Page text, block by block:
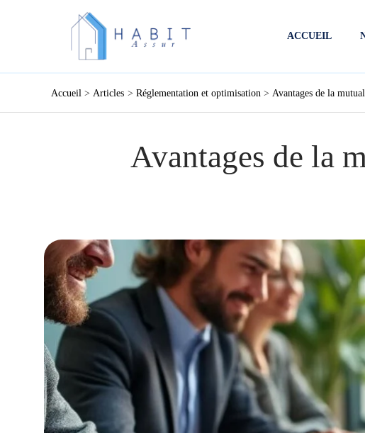
ACCUEIL
Accueil Articles Réglementation et optimisation Avantages de la
Avantages de la